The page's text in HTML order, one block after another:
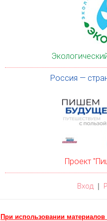
Россия —
Проект
Вход|
При использовании